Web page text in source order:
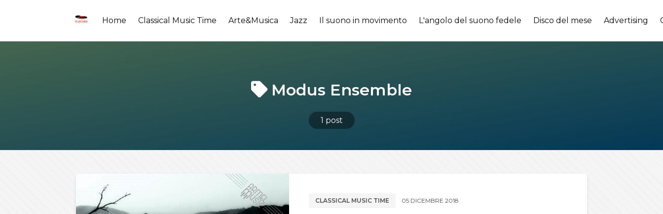
Home Classical Music Time Arte&Musica Jazz Il suono in movimento L'angolo del suono fedele Disco del mese Advertising
Modus Ensemble
1 post
CLASSICAL MUSIC TIME 05 DICEMBRE 2018